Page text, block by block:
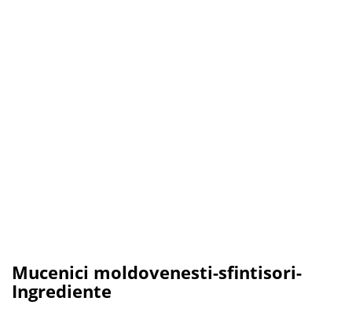
Mucenici moldovenesti-sfintisori-
Ingrediente